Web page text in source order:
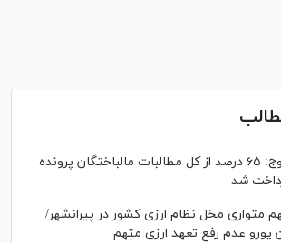
دادستان یاسوج: ۶۵ درصد از کل مطالبات مالباختگان پرونده
شد
متواری مخل نظام ارزی کشور در پیرانشهر/